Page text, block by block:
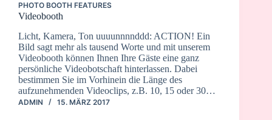
PHOTO BOOTH FEATURES
Videobooth
Licht, Kamera, Ton uuuunnnnddd: ACTION! Ein
Bild sagt mehr als tausend Worte und mit unserem
Videobooth können Ihnen Ihre Gäste eine ganz
persönliche Videobotschaft hinterlassen. Dabei
bestimmen Sie im Vorhinein die Länge des
aufzunehmenden Videoclips, z.B. 10, 15 oder 30…
ADMIN 15. MÄRZ 2017